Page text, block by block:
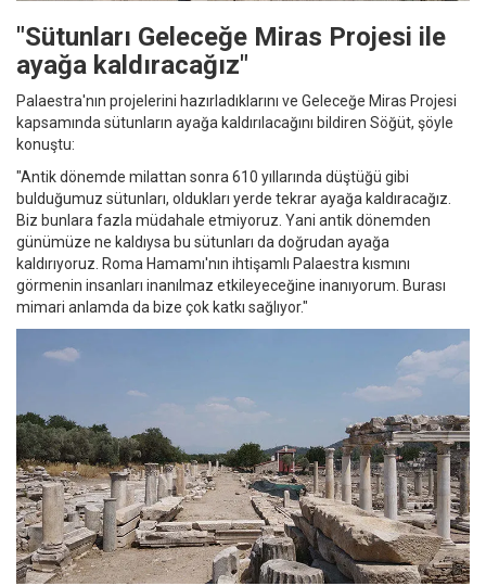
"Sütunları Geleceğe Miras Projesi ile
ayağa kaldıracağız"
Palaestra'nın projelerini hazırladıklarını ve Geleceğe Miras Projesi
kapsamında sütunların ayağa kaldırılacağını bildiren Söğüt, şöyle
konuştu:
"Antik dönemde milattan sonra 610 yıllarında düştüğü gibi
bulduğumuz sütunları, oldukları yerde tekrar ayağa kaldıracağız.
Biz bunlara fazla müdahale etmiyoruz. Yani antik dönemden
günümüze ne kaldıysa bu sütunları da doğrudan ayağa
kaldırıyoruz. Roma Hamamı'nın ihtişamlı Palaestra kısmını
görmenin insanları inanılmaz etkileyeceğine inanıyorum. Burası
mimari anlamda da bize çok katkı sağlıyor."